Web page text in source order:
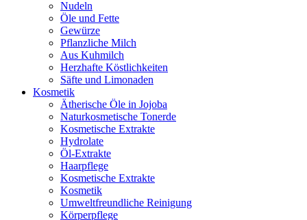
Nudeln
Öle und Fette
Gewürze
Pflanzliche Milch
Aus Kuhmilch
Herzhafte Köstlichkeiten
Säfte und Limonaden
Kosmetik
Ätherische Öle in Jojoba
Naturkosmetische Tonerde
Kosmetische Extrakte
Hydrolate
Öl-Extrakte
Haarpflege
Kosmetische Extrakte
Kosmetik
Umweltfreundliche Reinigung
Körperpflege